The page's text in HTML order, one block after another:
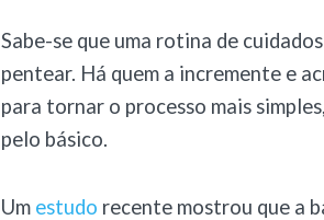
Sabe-se que uma rotina de
pentear. Há quem a incremente e
para tornar o processo mais
pelo básico.
Um estudo recente mostrou que a